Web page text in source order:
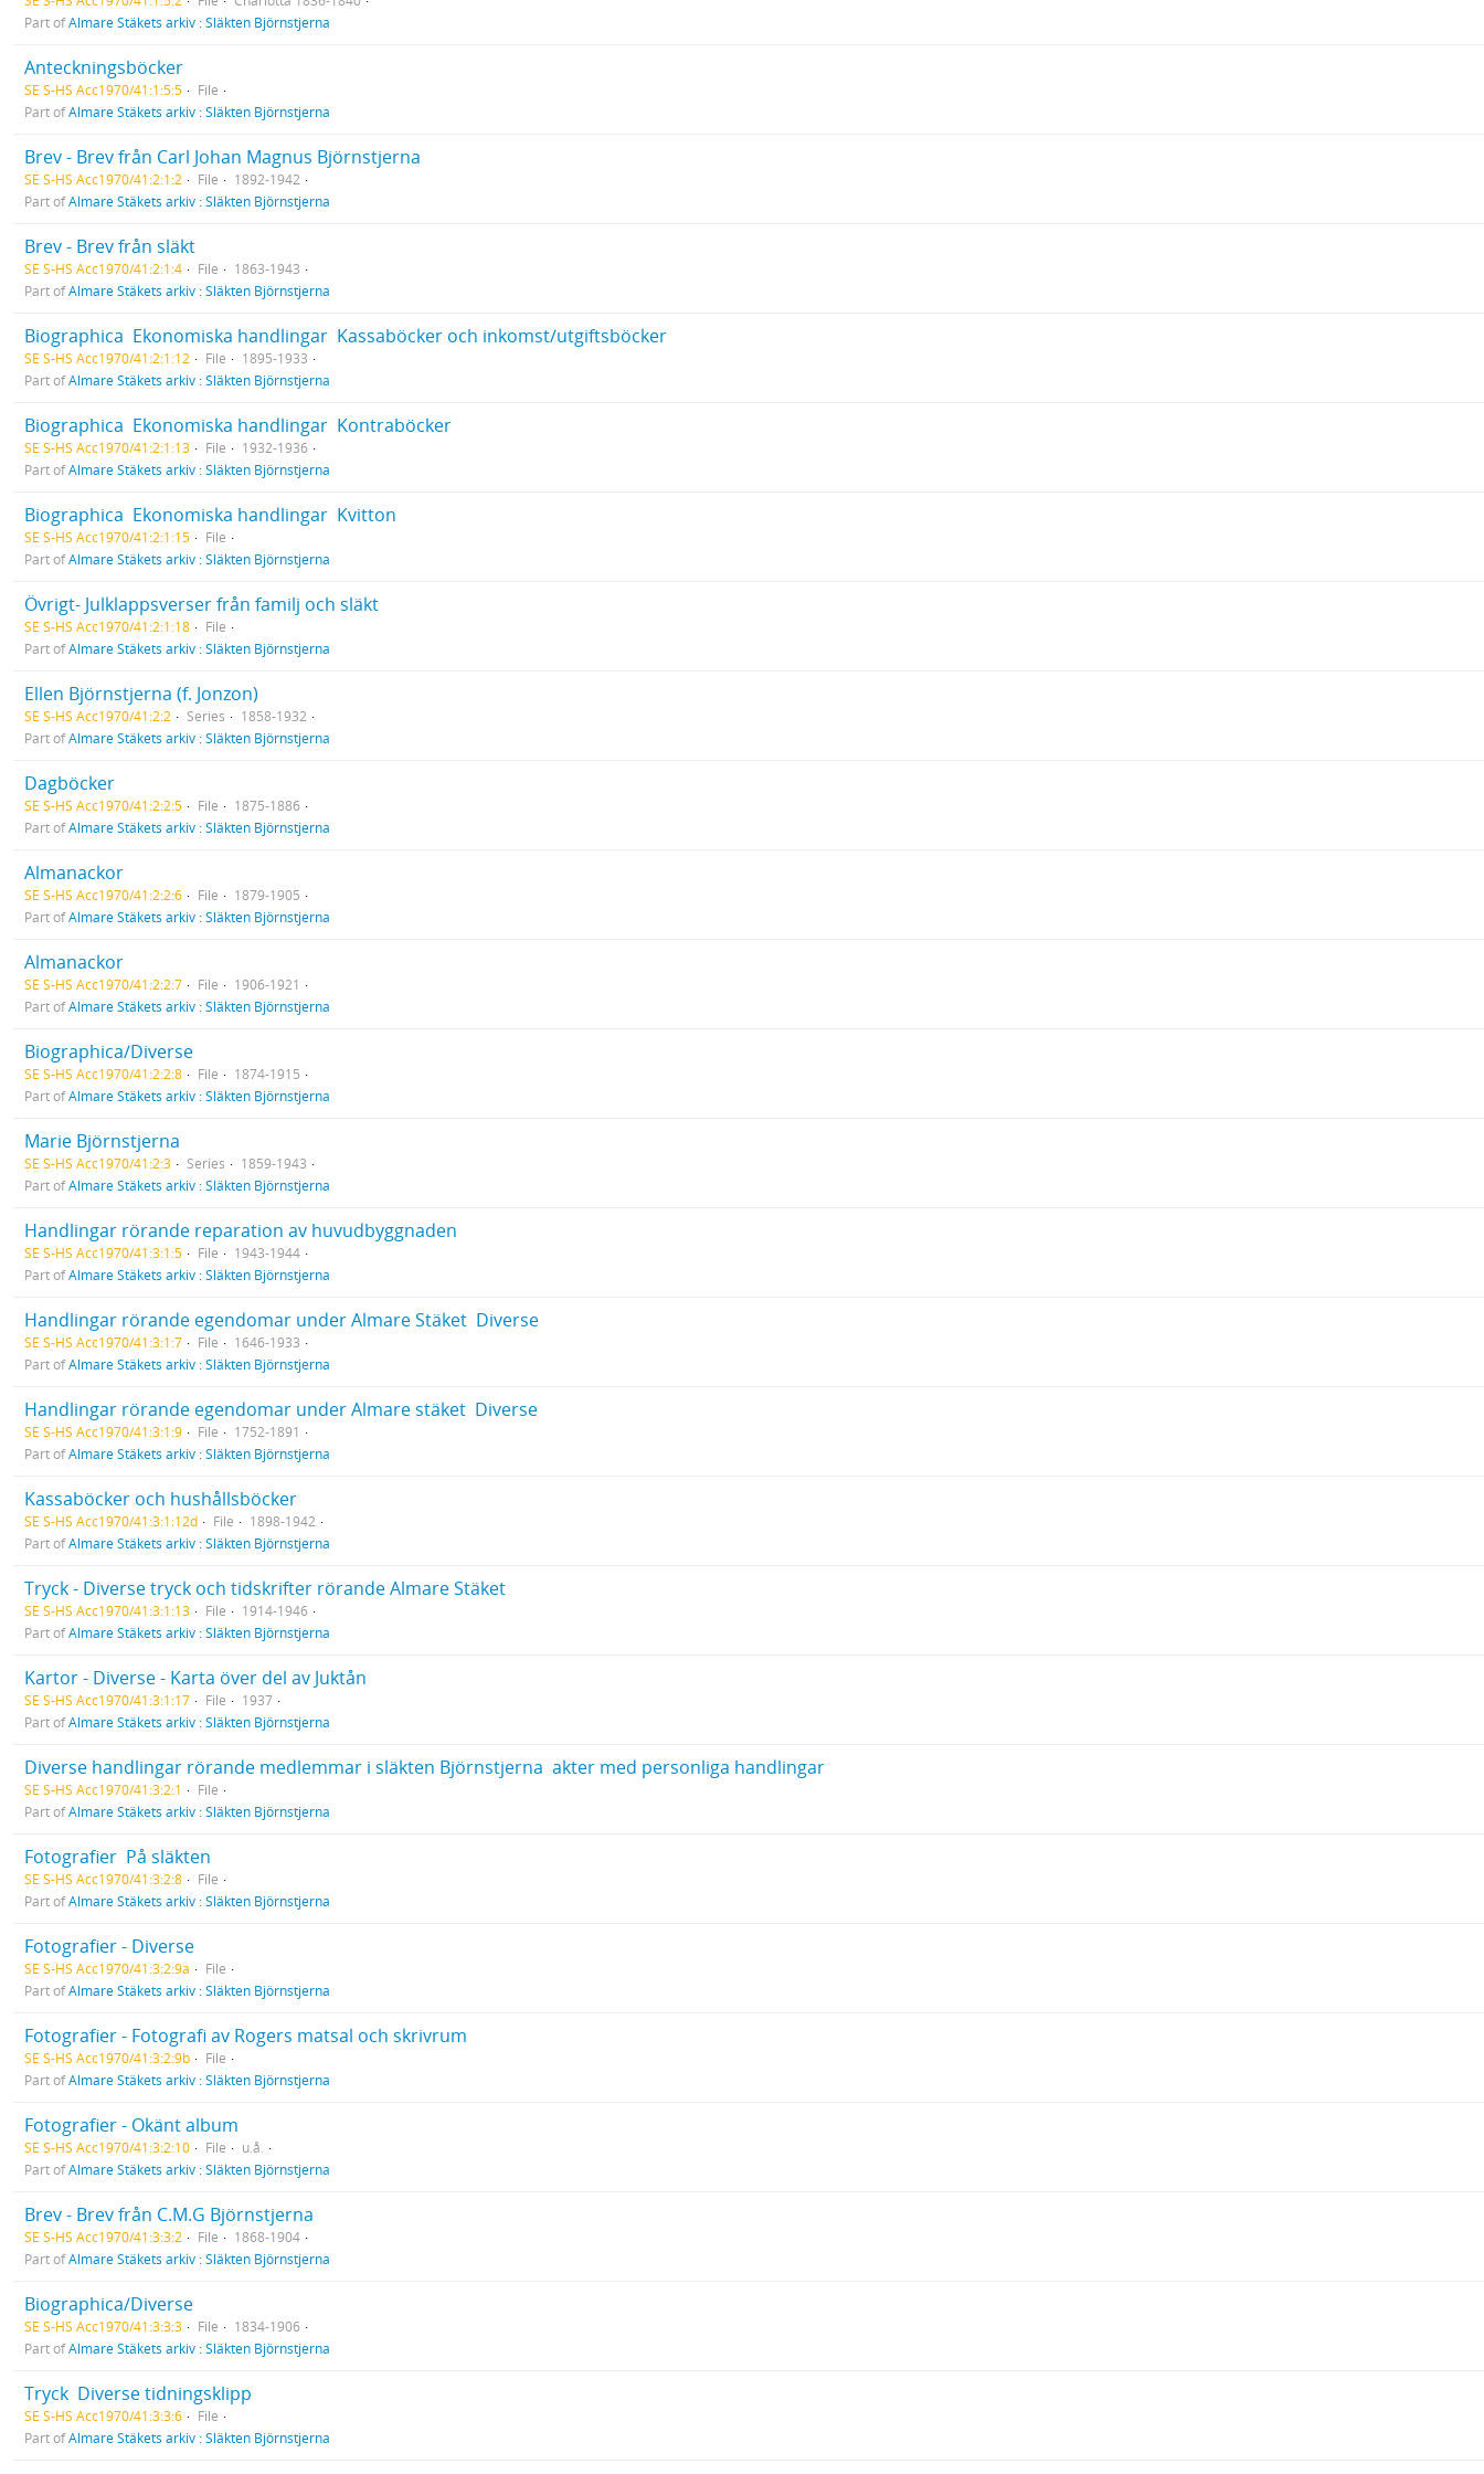
Part ofAlmare Stäkets arkiv : Släkten Björnstjerna
Anteckningsböcker
SE S-HS Acc1970/41:1:5:5
File
Part ofAlmare Stäkets arkiv : Släkten Björnstjerna
Brev - Brev från Carl Johan Magnus Björnstjerna
SE S-HS Acc1970/41:2:1:2 File
1892-1942
Part ofAlmare Stäkets arkiv : Släkten Björnstjerna
Brev - Brev från släkt
SE S-HS Acc1970/41:2:1:4 File
1863-1943
Part ofAlmare Stäkets arkiv : Släkten Björnstjerna
Biographica  Ekonomiska handlingar  Kassaböcker och inkomst/utgiftsböcker
SE S-HS Acc1970/41:2:1:12 File
1895-1933
Part ofAlmare Stäkets arkiv : Släkten Björnstjerna
Biographica  Ekonomiska handlingar  Kontraböcker
SE S-HS Acc1970/41:2:1:13 File
1932-1936
Part ofAlmare Stäkets arkiv : Släkten Björnstjerna
Biographica  Ekonomiska handlingar  Kvitton
SE S-HS Acc1970/41:2:1:15
File
Part ofAlmare Stäkets arkiv : Släkten Björnstjerna
Övrigt- Julklappsverser från familj och släkt
SE S-HS Acc1970/41:2:1:18
File
Part ofAlmare Stäkets arkiv : Släkten Björnstjerna
Ellen Björnstjerna (f. Jonzon)
SE S-HS Acc1970/41:2:2 Series
1858-1932
Part ofAlmare Stäkets arkiv : Släkten Björnstjerna
Dagböcker
SE S-HS Acc1970/41:2:2:5 File
1875-1886
Part ofAlmare Stäkets arkiv : Släkten Björnstjerna
Almanackor
SE S-HS Acc1970/41:2:2:6 File
1879-1905
Part ofAlmare Stäkets arkiv : Släkten Björnstjerna
Almanackor
SE S-HS Acc1970/41:2:2:7 File
1906-1921
Part ofAlmare Stäkets arkiv : Släkten Björnstjerna
Biographica/Diverse
SE S-HS Acc1970/41:2:2:8 File
1874-1915
Part ofAlmare Stäkets arkiv : Släkten Björnstjerna
Marie Björnstjerna
SE S-HS Acc1970/41:2:3 Series
1859-1943
Part ofAlmare Stäkets arkiv : Släkten Björnstjerna
Handlingar rörande reparation av huvudbyggnaden
SE S-HS Acc1970/41:3:1:5 File
1943-1944
Part ofAlmare Stäkets arkiv : Släkten Björnstjerna
Handlingar rörande egendomar under Almare Stäket  Diverse
SE S-HS Acc1970/41:3:1:7 File
1646-1933
Part ofAlmare Stäkets arkiv : Släkten Björnstjerna
Handlingar rörande egendomar under Almare stäket  Diverse
SE S-HS Acc1970/41:3:1:9 File
1752-1891
Part ofAlmare Stäkets arkiv : Släkten Björnstjerna
Kassaböcker och hushållsböcker
SE S-HS Acc1970/41:3:1:12d File
1898-1942
Part ofAlmare Stäkets arkiv : Släkten Björnstjerna
Tryck - Diverse tryck och tidskrifter rörande Almare Stäket
SE S-HS Acc1970/41:3:1:13 File
1914-1946
Part ofAlmare Stäkets arkiv : Släkten Björnstjerna
Kartor - Diverse - Karta över del av Juktån
SE S-HS Acc1970/41:3:1:17 File
1937
Part ofAlmare Stäkets arkiv : Släkten Björnstjerna
Diverse handlingar rörande medlemmar i släkten Björnstjerna  akter med personliga handlingar
SE S-HS Acc1970/41:3:2:1
File
Part ofAlmare Stäkets arkiv : Släkten Björnstjerna
Fotografier  På släkten
SE S-HS Acc1970/41:3:2:8
File
Part ofAlmare Stäkets arkiv : Släkten Björnstjerna
Fotografier - Diverse
SE S-HS Acc1970/41:3:2:9a
File
Part ofAlmare Stäkets arkiv : Släkten Björnstjerna
Fotografier - Fotografi av Rogers matsal och skrivrum
SE S-HS Acc1970/41:3:2:9b
File
Part ofAlmare Stäkets arkiv : Släkten Björnstjerna
Fotografier - Okänt album
SE S-HS Acc1970/41:3:2:10 File
u.å.
Part ofAlmare Stäkets arkiv : Släkten Björnstjerna
Brev - Brev från C.M.G Björnstjerna
SE S-HS Acc1970/41:3:3:2 File
1868-1904
Part ofAlmare Stäkets arkiv : Släkten Björnstjerna
Biographica/Diverse
SE S-HS Acc1970/41:3:3:3 File
1834-1906
Part ofAlmare Stäkets arkiv : Släkten Björnstjerna
Tryck  Diverse tidningsklipp
SE S-HS Acc1970/41:3:3:6
File
Part ofAlmare Stäkets arkiv : Släkten Björnstjerna